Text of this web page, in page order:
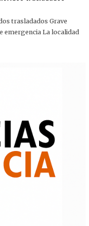
trasladados Grave
emergencia La localidad